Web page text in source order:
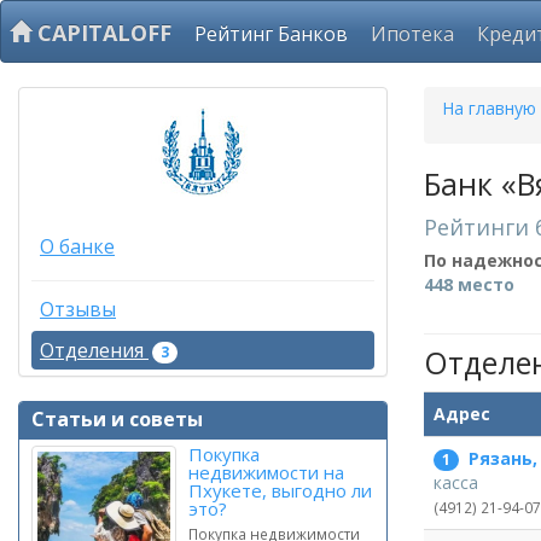
CAPITALOFF Рейтинг Банков Ипотека
О банке
Отзывы
Отделения
3
Статьи и советы
Покупка
недвижимости на
Пхукете, выгодно ли
это?
Покупка недвижимости
На главную
Банк
Рейтинги
По
448 место
Адрес
1
касса
(4912) 21-94-